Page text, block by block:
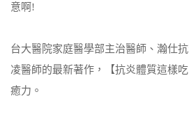
意啊!
台大醫院家庭醫學部主治醫師、瀚仕
凌醫師的最新著作，【抗炎體質這樣
癒力。